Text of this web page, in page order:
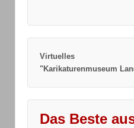
Virtuelles
"Karikaturenmuseum
Das Beste